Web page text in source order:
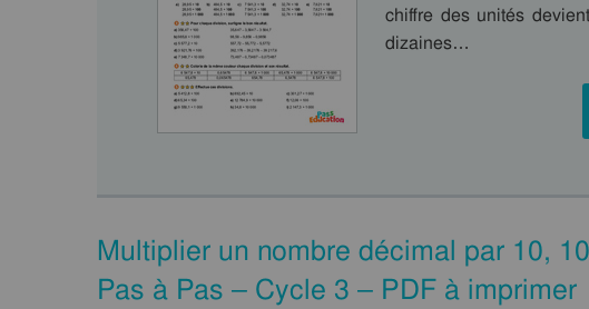
chiffre des unités
dizaines…
Multiplier un nombre décimal par 10,
Pas à Pas – Cycle 3 – PDF à imprimer